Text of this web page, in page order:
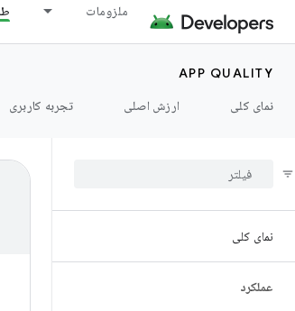
ملزومات
APP QUALITY
نمای کلی
ارزش اصلی تجربه کاربری
نمای کلی
عملکرد